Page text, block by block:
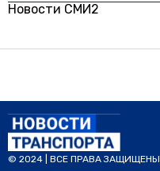
Новости СМИ2
© 2024 | ВСЕ ПРАВА ЗАЩИЩЕНЫ